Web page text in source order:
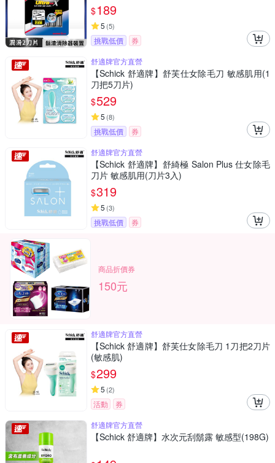
$189
5 (5)
挑戰低價
券
舒適牌官方直營
【Schick 舒適牌】舒芙仕女除毛刀 敏感肌用(1
刀把5刀片)
$529
5 (8)
挑戰低價
券
舒適牌官方直營
【Schick 舒適牌】舒綺極 Salon Plus 仕女除毛
刀片 敏感肌用(刀片3入)
$319
5 (3)
挑戰低價 券
商品折價券
150元
舒適牌官方直營
【Schick 舒適牌】舒芙仕女除毛刀 1刀把2刀片
(敏感肌)
$299
5 (2)
活動
券
舒適牌官方直營
【Schick 舒適牌】水次元刮鬍露 敏感型(198G)